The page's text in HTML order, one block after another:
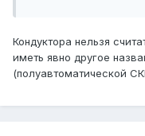
Кондуктора нельзя
иметь явно другое
(полуавтоматической